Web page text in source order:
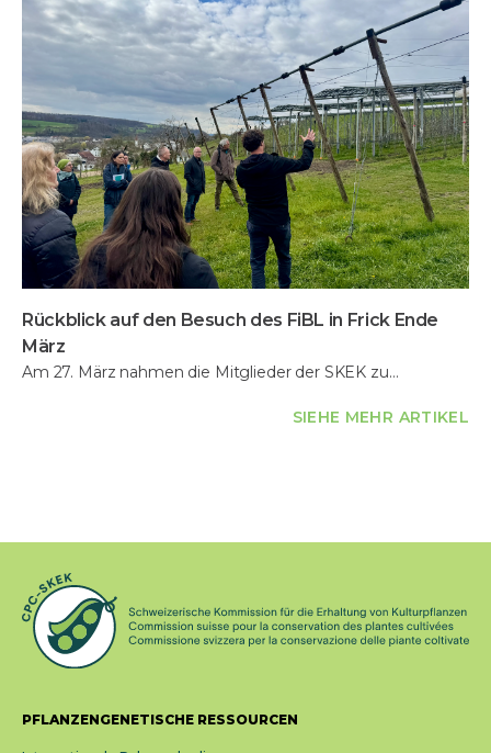
Rückblick auf den Besuch des FiBL in Frick Ende
März
Am 27. März nahmen die Mitglieder der SKEK zu…
SIEHE MEHR ARTIKEL
PFLANZENGENETISCHE RESSOURCEN